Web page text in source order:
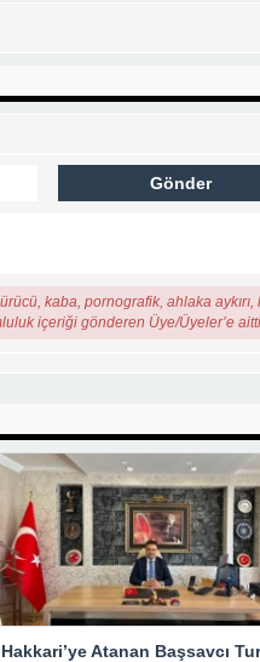
kaba, pornografik, ahlaka aykırı,
içeriği gönderen Üye/Üyeler’e